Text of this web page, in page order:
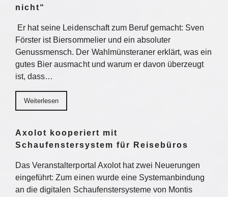
nicht“
Er hat seine Leidenschaft zum Beruf gemacht: Sven
Förster ist Biersommelier und ein absoluter
Genussmensch. Der Wahlmünsteraner erklärt, was ein
gutes Bier ausmacht und warum er davon überzeugt
ist, dass…
Weiterlesen
Axolot kooperiert mit
Schaufenstersystem für Reisebüros
Das Veranstalterportal Axolot hat zwei Neuerungen
eingeführt: Zum einen wurde eine Systemanbindung
an die digitalen Schaufenstersysteme von Montis